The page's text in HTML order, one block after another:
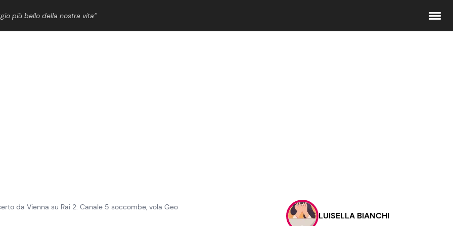
più bello della nostra vita”
Contattaci
Pubblicità
da Vienna su Rai 2: Canale 5 soccombe, vola Geo
LUISELLA BIANCHI